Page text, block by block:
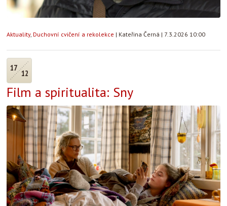
Aktuality, Duchovní cvičení a rekolekce | Kateřina Černá | 7.3.2026 10:00
17
12
Film a spiritualita: Sny